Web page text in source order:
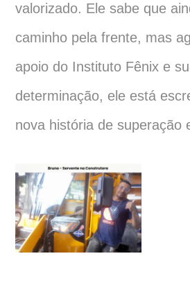
valorizado. Ele sabe que
caminho pela frente, mas
apoio do Instituto Fênix e
determinação, ele está
nova história de superação